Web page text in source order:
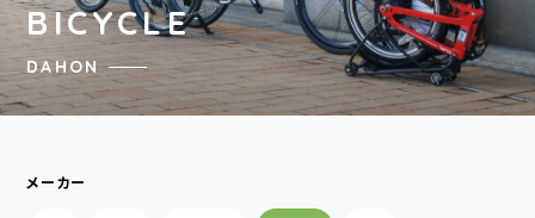
BICYCLE
DAHON
メーカー